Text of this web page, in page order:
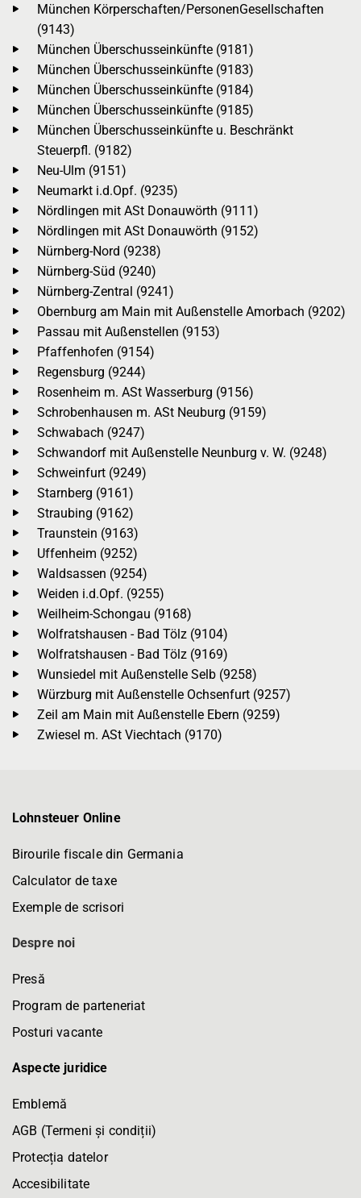
München Körperschaften/PersonenGesellschaften
(9143)
München Überschusseinkünfte (9181)
München Überschusseinkünfte (9183)
München Überschusseinkünfte (9184)
München Überschusseinkünfte (9185)
München Überschusseinkünfte u. Beschränkt
Steuerpfl. (9182)
Neu-Ulm (9151)
Neumarkt i.d.Opf. (9235)
Nördlingen mit ASt Donauwörth (9111)
Nördlingen mit ASt Donauwörth (9152)
Nürnberg-Nord (9238)
Nürnberg-Süd (9240)
Nürnberg-Zentral (9241)
Obernburg am Main mit Außenstelle Amorbach (9202)
Passau mit Außenstellen (9153)
Pfaffenhofen (9154)
Regensburg (9244)
Rosenheim m. ASt Wasserburg (9156)
Schrobenhausen m. ASt Neuburg (9159)
Schwabach (9247)
Schwandorf mit Außenstelle Neunburg v. W. (9248)
Schweinfurt (9249)
Starnberg (9161)
Straubing (9162)
Traunstein (9163)
Uffenheim (9252)
Waldsassen (9254)
Weiden i.d.Opf. (9255)
Weilheim-Schongau (9168)
Wolfratshausen - Bad Tölz (9104)
Wolfratshausen - Bad Tölz (9169)
Wunsiedel mit Außenstelle Selb (9258)
Würzburg mit Außenstelle Ochsenfurt (9257)
Zeil am Main mit Außenstelle Ebern (9259)
Zwiesel m. ASt Viechtach (9170)
Lohnsteuer Online
Birourile fiscale din Germania
Calculator de taxe
Exemple de scrisori
Despre noi
Presă
Program de parteneriat
Posturi vacante
Aspecte juridice
Emblemă
AGB (Termeni și condiții)
Protecția datelor
Accesibilitate